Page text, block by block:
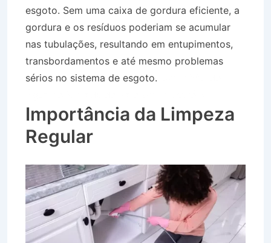
esgoto. Sem uma caixa de gordura eficiente, a
gordura e os resíduos poderiam se acumular
nas tubulações, resultando em entupimentos,
transbordamentos e até mesmo problemas
sérios no sistema de esgoto.
Importância da Limpeza
Regular